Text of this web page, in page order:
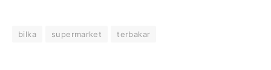
bilka supermarket terbakar